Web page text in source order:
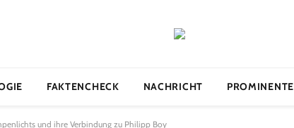
FAKTENCHECK NACHRICHT PROMINENTE
und ihre Verbindung zu Philipp Boy